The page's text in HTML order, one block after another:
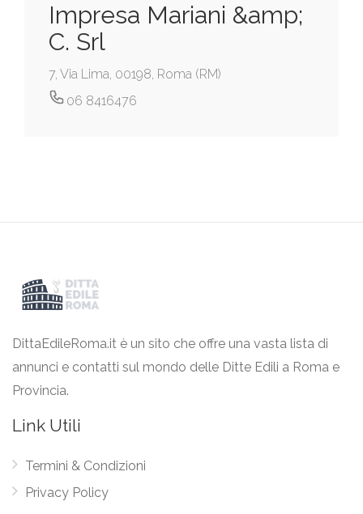
Impresa Mariani &amp;
C. Srl
7, Via Lima, 00198, Roma (RM)
06 8416476
DittaEdileRoma.it è un sito che offre una vasta lista di
annunci e contatti sul mondo delle Ditte Edili a Roma e
Provincia.
Link Utili
Termini & Condizioni
Privacy Policy